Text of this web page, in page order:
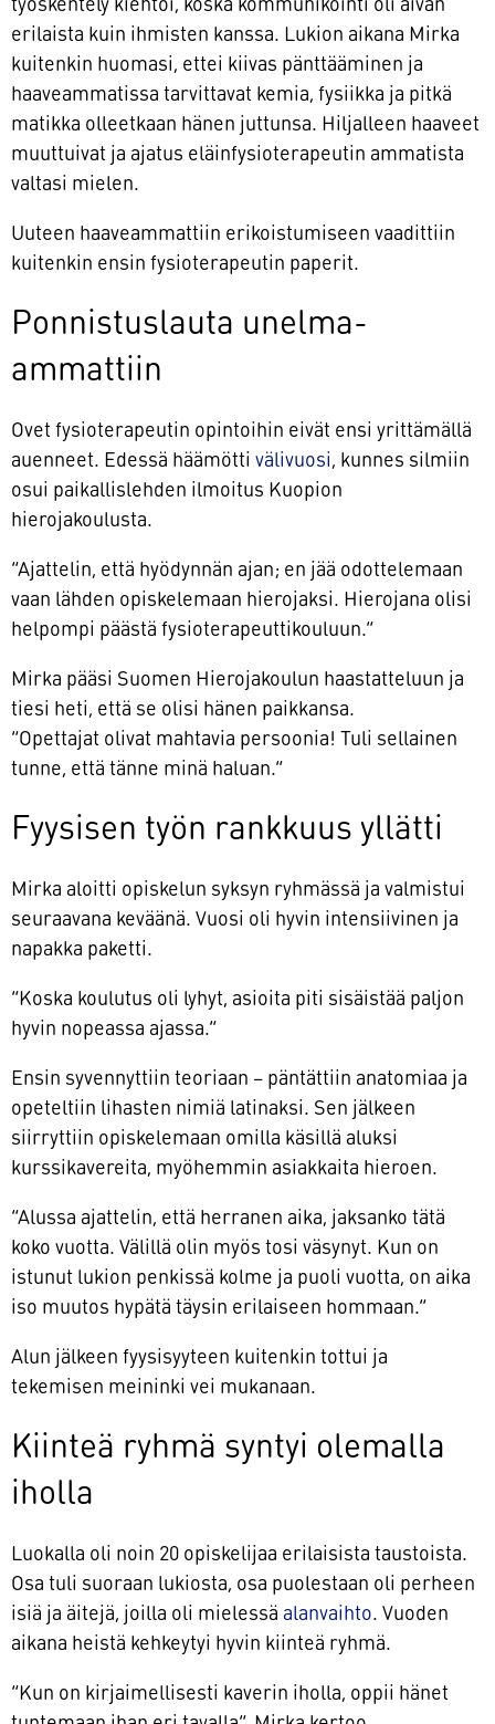
työskentely kiehtoi, koska kommunikointi oli aivan
erilaista kuin ihmisten kanssa. Lukion aikana Mirka
kuitenkin huomasi, ettei kiivas pänttääminen ja
haaveammatissa tarvittavat kemia, fysiikka ja pitkä
matikka olleetkaan hänen juttunsa. Hiljalleen haaveet
muuttuivat ja ajatus eläinfysioterapeutin ammatista
valtasi mielen.
Uuteen haaveammattiin erikoistumiseen vaadittiin
kuitenkin ensin fysioterapeutin paperit.
Ponnistuslauta unelma-
ammattiin
Ovet fysioterapeutin opintoihin eivät ensi yrittämällä
auenneet. Edessä häämötti välivuosi, kunnes silmiin
osui paikallislehden ilmoitus Kuopion
hierojakoulusta.
”Ajattelin, että hyödynnän ajan; en jää odottelemaan
vaan lähden opiskelemaan hierojaksi. Hierojana olisi
helpompi päästä fysioterapeuttikouluun.”
Mirka pääsi Suomen Hierojakoulun haastatteluun ja
tiesi heti, että se olisi hänen paikkansa.
”Opettajat olivat mahtavia persoonia! Tuli sellainen
tunne, että tänne minä haluan.”
Fyysisen työn rankkuus yllätti
Mirka aloitti opiskelun syksyn ryhmässä ja valmistui
seuraavana keväänä. Vuosi oli hyvin intensiivinen ja
napakka paketti.
”Koska koulutus oli lyhyt, asioita piti sisäistää paljon
hyvin nopeassa ajassa.”
Ensin syvennyttiin teoriaan – päntättiin anatomiaa ja
opeteltiin lihasten nimiä latinaksi. Sen jälkeen
siirryttiin opiskelemaan omilla käsillä aluksi
kurssikavereita, myöhemmin asiakkaita hieroen.
”Alussa ajattelin, että herranen aika, jaksanko tätä
koko vuotta. Välillä olin myös tosi väsynyt. Kun on
istunut lukion penkissä kolme ja puoli vuotta, on aika
iso muutos hypätä täysin erilaiseen hommaan.”
Alun jälkeen fyysisyyteen kuitenkin tottui ja
tekemisen meininki vei mukanaan.
Kiinteä ryhmä syntyi olemalla
iholla
Luokalla oli noin 20 opiskelijaa erilaisista taustoista.
Osa tuli suoraan lukiosta, osa puolestaan oli perheen
isiä ja äitejä, joilla oli mielessä alanvaihto. Vuoden
aikana heistä kehkeytyi hyvin kiinteä ryhmä.
”Kun on kirjaimellisesti kaverin iholla, oppii hänet